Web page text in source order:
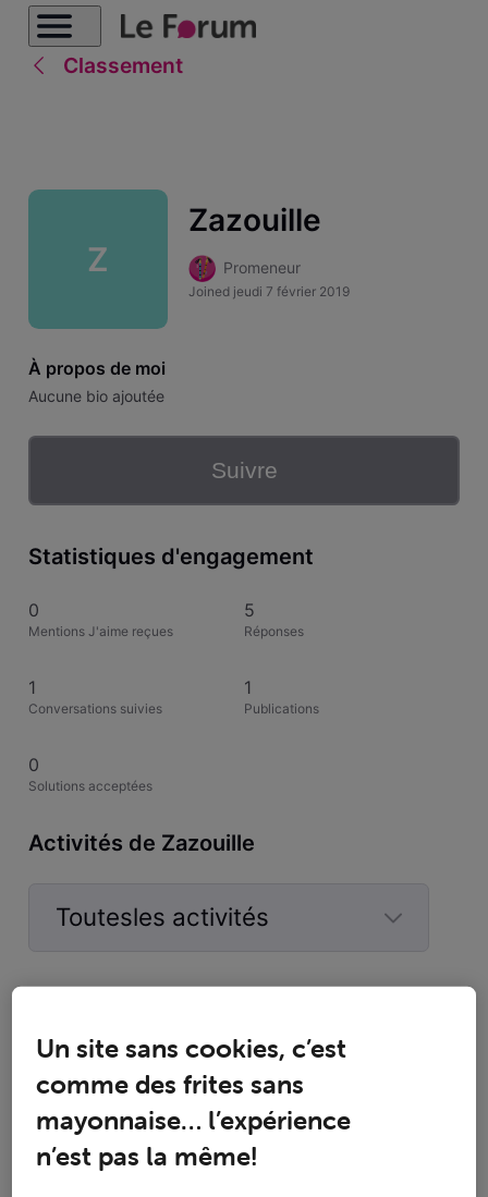
Classement
Z
Zazouille
Promeneur
Joined jeudi 7 février 2019
À propos de moi
Aucune bio ajoutée
Suivre
Statistiques d'engagement
0
Mentions J'aime reçues
5
Réponses
1
Conversations suivies
1
Publications
0
Solutions acceptées
Activités de Zazouille
Toutesles activités
Toutesles
Z Résiliation et refus des 2 mois gratuits !
Bonjour, Où en est le traitement de ma résiliation pour le 28
février 2019 faite sur le formulaire en ligne le 29.1 & 6.2 ? J'ai
Un site sans cookies, c’est
comme des frites sans
mayonnaise… l’expérience
n’est pas la même!